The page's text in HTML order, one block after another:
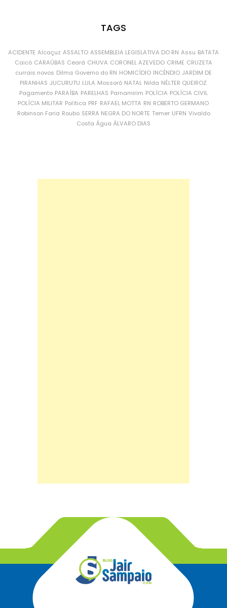
TAGS
ACIDENTE Alcaçuz ASSALTO ASSEMBLEIA LEGISLATIVA DO RN Assu BATATA
Caicó CARAÚBAS Ceará CHUVA CORONEL AZEVEDO CRIME CRUZETA
currais novos Dilma Governo do RN HOMICÍDIO INCÊNDIO JARDIM DE
PIRANHAS JUCURUTU LULA Mossoró NATAL Nilda NÉLTER QUEIROZ
Pagamento PARAÍBA PARELHAS Parnamirim POLÍCIA POLÍCIA CIVIL
POLÍCIA MILITAR Política PRF RAFAEL MOTTA RN ROBERTO GERMANO
Robinson Faria Roubo SERRA NEGRA DO NORTE Temer UFRN Vivaldo
Costa Água ÁLVARO DIAS